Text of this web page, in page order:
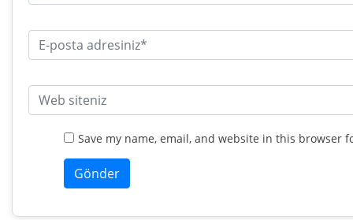
Save my name, email, and website in this browser